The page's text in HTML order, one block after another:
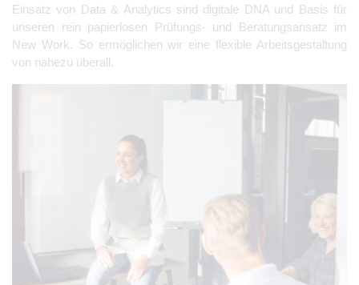
Einsatz von Data & Analytics sind digitale DNA und Basis für
unseren rein papierlosen Prüfungs- und Beratungsansatz im
New Work. So ermöglichen wir eine flexible Arbeitsgestaltung
von nahezu überall.